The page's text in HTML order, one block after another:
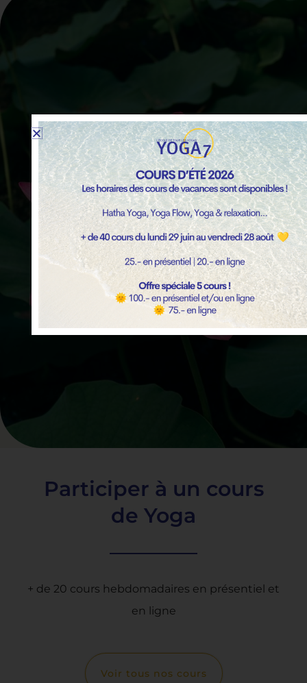
Participer à un cours
de Yoga
+ de 20 cours hebdomadaires en présentiel et
en ligne
Voir tous nos cours